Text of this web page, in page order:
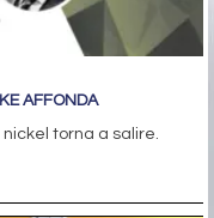
AFFONDA
torna a salire.